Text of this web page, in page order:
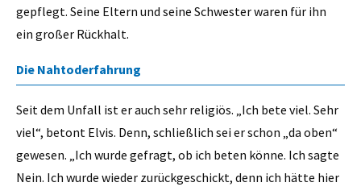
gepflegt. Seine Eltern und seine Schwester waren für ihn
ein großer Rückhalt.
Die Nahtoderfahrung
Seit dem Unfall ist er auch sehr religiös. „Ich bete viel. Sehr
viel“, betont Elvis. Denn, schließlich sei er schon „da oben“
gewesen. „Ich wurde gefragt, ob ich beten könne. Ich sagte
Nein. Ich wurde wieder zurückgeschickt, denn ich hätte hier